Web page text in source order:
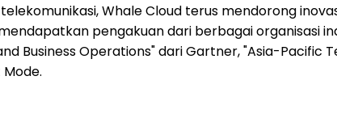
Whale Cloud terus mendorong
pengakuan dari berbagai organisasi
Business Operations" dari Gartner, "Asia-